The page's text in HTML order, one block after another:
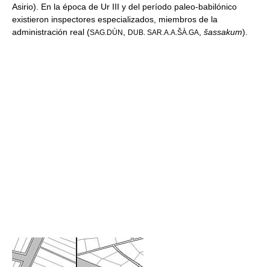
Asirio). En la época de Ur III y del período paleo-babilónico
existieron inspectores especializados, miembros de la
administración real (SAG.DÙN , DUB. SAR.A.A.ŠÀ.GA, šassakum).